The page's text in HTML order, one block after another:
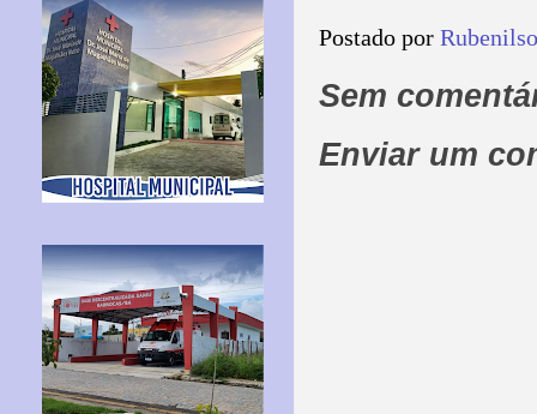
Postado por
Sem
Enviar um